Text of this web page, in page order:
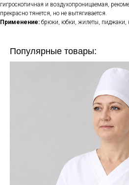
гигроскопичная и воздухопроницаемая,
прекрасно тянется, но не вытягивается.
Применение: брюки, юбки, жилеты, пиджаки,
Популярные товары: